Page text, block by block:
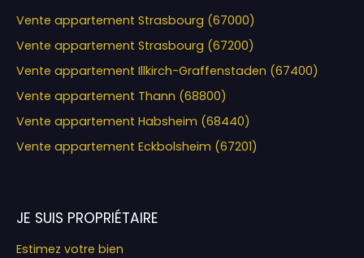
Vente appartement Strasbourg (67000)
Vente appartement Strasbourg (67200)
Vente appartement Illkirch-Graffenstaden (67400)
Vente appartement Thann (68800)
Vente appartement Habsheim (68440)
Vente appartement Eckbolsheim (67201)
JE SUIS PROPRIÉTAIRE
Estimez votre bien